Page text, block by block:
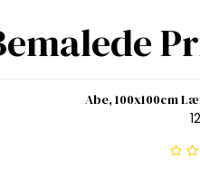
Abe, 100x100cm